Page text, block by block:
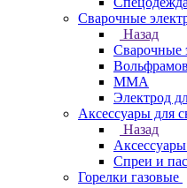
Сварочные
Назад
Сварочные
ММА
Электрод
Аксессуары для
Назад
Спреи и
Горелки газовые